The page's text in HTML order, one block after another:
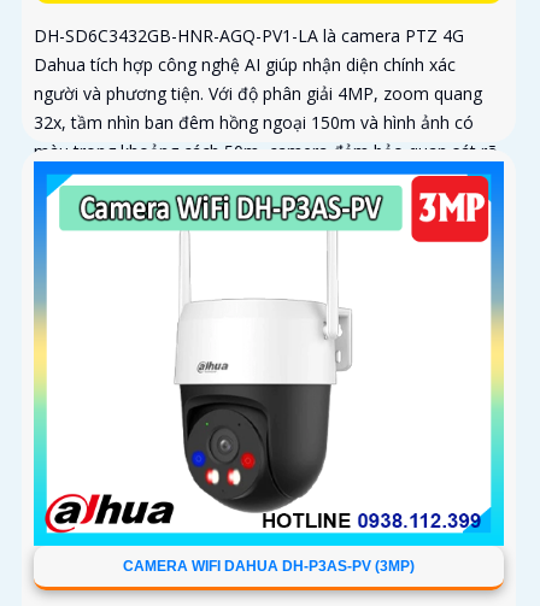
DH-SD6C3432GB-HNR-AGQ-PV1-LA là camera PTZ 4G
Dahua tích hợp công nghệ AI giúp nhận diện chính xác
người và phương tiện. Với độ phân giải 4MP, zoom quang
32x, tầm nhìn ban đêm hồng ngoại 150m và hình ảnh có
màu trong khoảng cách 50m, camera đảm bảo quan sát rõ
nét 24/7
CAMERA WIFI DAHUA DH-P3AS-PV (3MP)